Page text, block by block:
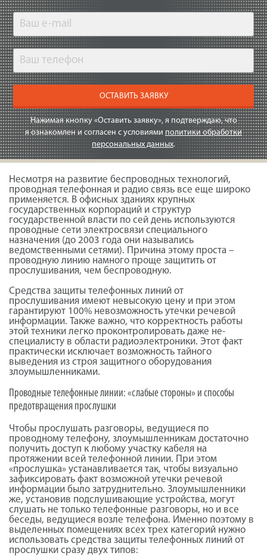
ОСТАВИТЬ ЗАЯВКУ
Нажимая кнопку «Оставить заявку», я подтверждаю, что
я ознакомлен и согласен с условиями политики обработки
персональных данных.
Несмотря на развитие беспроводных технологий,
проводная телефонная и радио связь все еще широко
применяется. В офисных зданиях крупных
государственных корпораций и структур
государственной власти по сей день используются
проводные сети электросвязи специального
назначения (до 2003 года они назывались
ведомственными сетями). Причина этому проста –
проводную линию намного проще защитить от
прослушивания, чем беспроводную.
Средства защиты телефонных линий от
прослушивания имеют невысокую цену и при этом
гарантируют 100% невозможность утечки речевой
информации. Также важно, что корректность работы
этой техники легко проконтролировать даже не-
специалисту в области радиоэлектроники. Этот факт
практически исключает возможность тайного
выведения из строя защитного оборудования
злоумышленниками.
Проводные телефонные линии: «слабые стороны» и способы
предотвращения прослушки
Чтобы прослушать разговоры, ведущиеся по
проводному телефону, злоумышленникам достаточно
получить доступ к любому участку кабеля на
протяжении всей телефонной линии. При этом
«прослушка» устанавливается так, чтобы визуально
зафиксировать факт возможной утечки речевой
информации было затруднительно. Злоумышленники
же, установив подслушивающие устройства, могут
слушать не только телефонные разговоры, но и все
беседы, ведущиеся возле телефона. Именно поэтому в
выделенных помещениях всех трех категорий нужно
использовать средства защиты телефонных линий от
прослушки сразу двух типов: